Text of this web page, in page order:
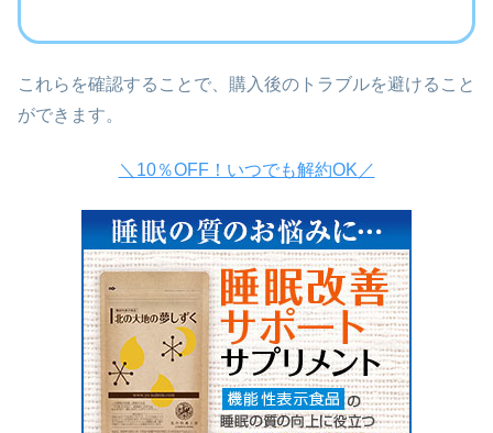
これらを確認することで、購入後のトラブルを避けること
ができます。
＼10％OFF！いつでも解約OK／